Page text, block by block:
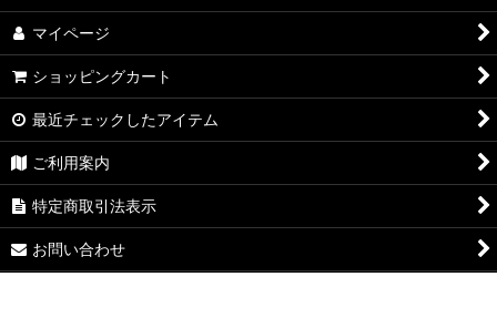
マイページ
ショッピングカート
最近チェックしたアイテム
ご利用案内
特定商取引法表示
お問い合わせ